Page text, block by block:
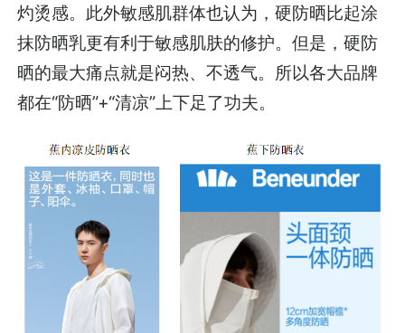
灼烫感。此外敏感肌群体也认为，硬防晒比起涂
抹防晒乳更有利于敏感肌肤的修护。但是，硬防
晒的最大痛点就是闷热、不透气。所以各大品牌
都在“防晒”+“清凉”上下足了功夫。